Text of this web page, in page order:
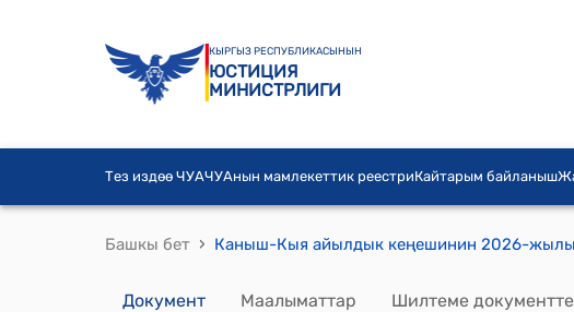
КЫРГЫЗ РЕСПУБЛИКАСЫНЫН
ЮСТИЦИЯ
МИНИСТРЛИГИ
Тез издөө ЧУАЧУАнын мамлекеттик реестриКайтарым байланыш
Башкы бет ›
Документ Маалыматтар Шилтеме